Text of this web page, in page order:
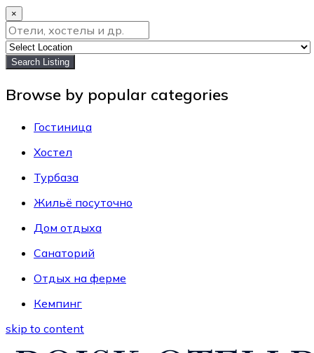
×
Search Listing
Browse by popular categories
Гостиница
Хостел
Турбаза
Жильё посуточно
Дом отдыха
Санаторий
Отдых на ферме
Кемпинг
skip to content